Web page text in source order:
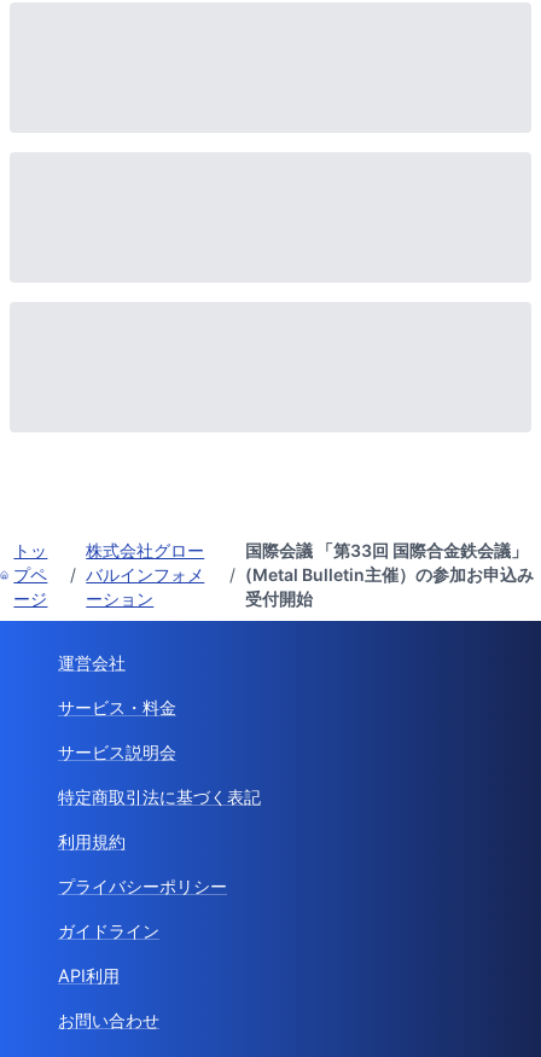
トッ
プペ
ージ
/
株式会社グロー
バルインフォメ
ーション
/
国際会議 「第33回 国際合金鉄会議」
(Metal Bulletin主催）の参加お申込み
受付開始
運営会社
サービス・料金
サービス説明会
特定商取引法に基づく表記
利用規約
プライバシーポリシー
ガイドライン
API利用
お問い合わせ